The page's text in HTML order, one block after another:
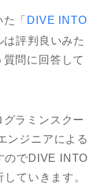
「 DIVE INTO
は評判良いみた
問に回答して
ラミンスクー
ンジニアによる
のでDIVE INTO
ていきます。